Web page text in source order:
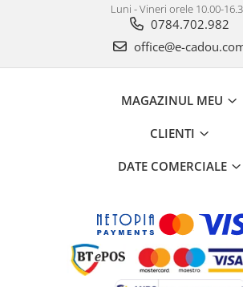
Luni - Vineri orele 10.00-
0784.702.982
office@e-
MAGAZINUL MEU
CLIENTI
DATE COMERCIALE